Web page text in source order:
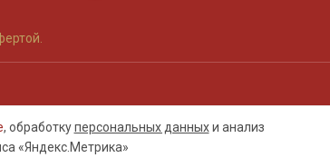
, обработкуперсональных данныхи анализ
«Яндекс.Метрика»